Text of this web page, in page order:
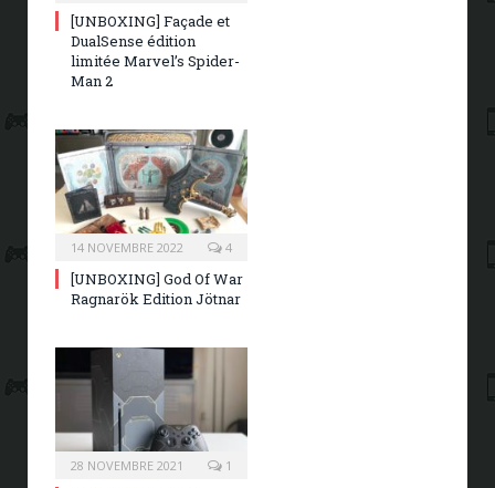
[UNBOXING] Façade et
DualSense édition
limitée Marvel’s Spider-
Man 2
14 NOVEMBRE 2022 4
[UNBOXING] God Of War
Ragnarök Edition Jötnar
28 NOVEMBRE 2021 1